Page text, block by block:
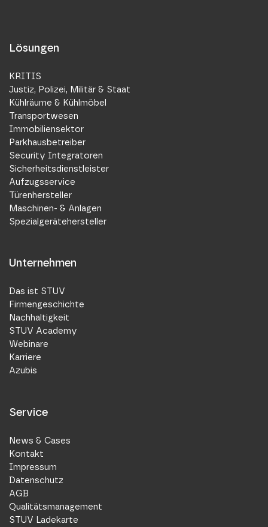
Lösungen
KRITIS
Justiz, Polizei, Militär & Staat
Kühlräume & Kühlmöbel
Transportwesen
Immobiliensektor
Parkhausbetreiber
Security Integratoren
Sicherheitsdienstleister
Aufzugsservice
Türenhersteller
Maschinen- & Anlagen
Spezialgerätehersteller
Unternehmen
Das ist STUV
Firmengeschichte
Nachhaltigkeit
STUV Academy
Webinare
Karriere
Azubis
Service
News & Cases
Kontakt
Impressum
Datenschutz
AGB
Qualitätsmanagement
STUV Ladekarte